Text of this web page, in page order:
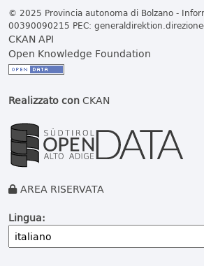
© 2025 Provincia autonoma di Bolzano -
00390090215 PEC:
CKAN API
Open Knowledge Foundation
Realizzato conCKAN
AREA RISERVATA
Lingua